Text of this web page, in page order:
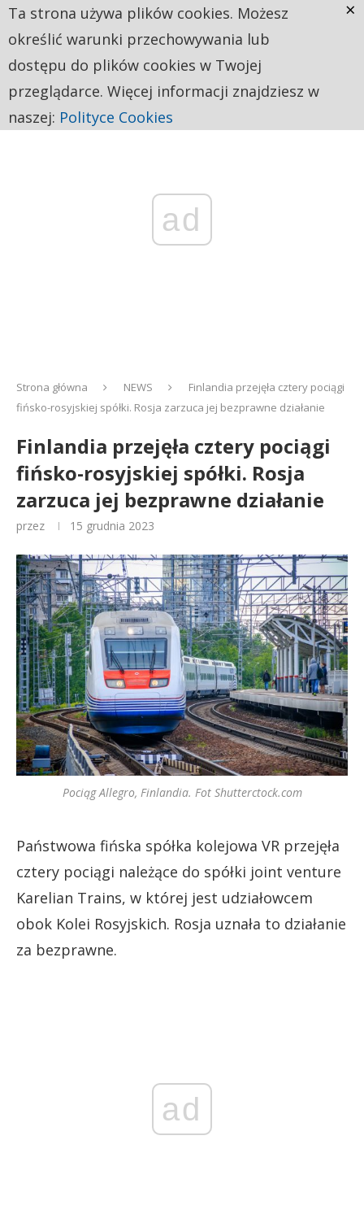
ad
Strona główna NEWS
Finlandia przejęła cztery pociągi
fińsko-rosyjskiej spółki. Rosja zarzuca jej bezprawne działanie
Finlandia przejęła cztery pociągi
fińsko-rosyjskiej spółki. Rosja
zarzuca jej bezprawne działanie
przez 15 grudnia 2023
Pociąg Allegro, Finlandia. Fot Shutterctock.com
Państwowa fińska spółka kolejowa VR przejęła
cztery pociągi należące do spółki joint venture
Karelian Trains, w której jest udziałowcem
obok Kolei Rosyjskich. Rosja uznała to działanie
za bezprawne.
ad
Ta strona używa plików cookies. Możesz
określić warunki przechowywania lub
dostępu do plików cookies w Twojej
przeglądarce. Więcej informacji znajdziesz w
naszej: Polityce Cookies
×